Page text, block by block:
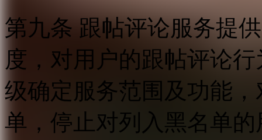
第九条 跟帖评论服务提
度，对用户的跟帖评论
级确定服务范围及功能
单，停止对列入黑名单